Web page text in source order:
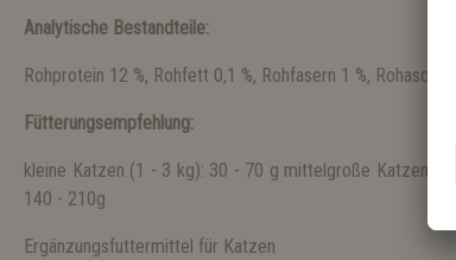
Analytische Bestandteile:
Rohprotein 12 %, Rohfett 0,1 %, Rohfasern 1 %,
Fütterungsempfehlung:
kleine Katzen (1 - 3 kg): 30 - 70 g mittelgroße Katzen (3
140 - 210g
Ergänzungsfuttermittel für Katzen